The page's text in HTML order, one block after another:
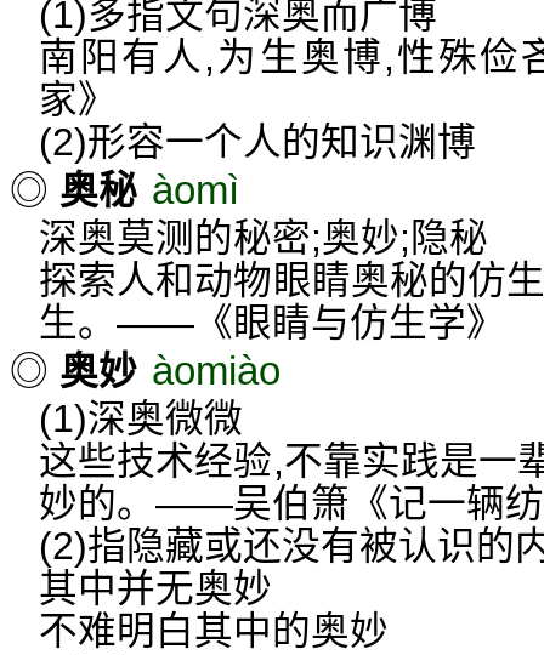
(1)多指文句深奥而广博
南阳有人,为生奥博,性殊
家》
(2)形容一个人的知识渊博
◎ 奥秘 àomì
深奥莫测的秘密;奥妙;隐秘
探索人和动物眼睛奥秘的仿
生。——《眼睛与仿生学》
◎ 奥妙 àomiào
(1)深奥微微
这些技术经验,不靠实践是一
妙的。——吴伯箫《记一辆
(2)指隐藏或还没有被认识的
其中并无奥妙
不难明白其中的奥妙